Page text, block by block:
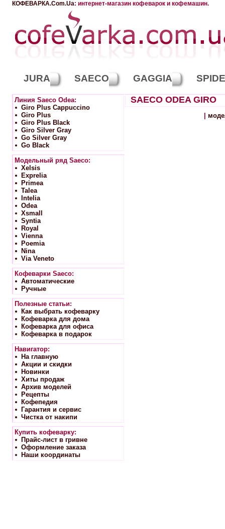
КОФЕВАРКА.Com.Ua: интернет-магазин кофеварок и кофемашин.
JURA SAECO GAGGIA
Линия Saeco Odea:
Giro Plus Cappuccino
Giro Plus
Giro Plus Black
Giro Silver Gray
Go Silver Gray
Go Black
Модельный ряд Saeco:
Xelsis
Exprelia
Primea
Talea
Intelia
Odea
Xsmall
Syntia
Royal
Vienna
Poemia
Nina
Via Veneto
Кофеварки Saeco:
Автоматические
Ручные
Полезные статьи:
Как выбрать кофеварку
Кофеварка для дома
Кофеварка для офиса
Кофеварка в подарок
Навигатор:
На главную
Акции и скидки
Новинки
Хиты продаж
Архив моделей
Рецепты
Кофепедия
Гарантия и сервис
Чистка от накипи
Купить кофеварку:
Прайс-лист в гривне
Оформление заказа
Наши координаты
SAECO ODEA GIRO